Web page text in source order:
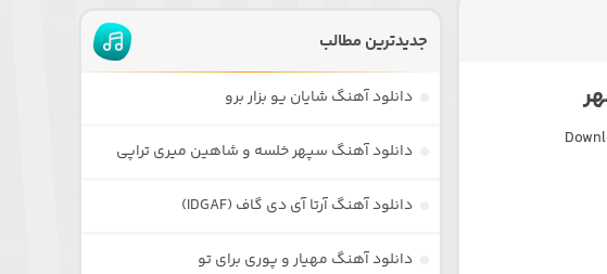
جدیدترین مطالب
دانلود آهنگ شایان یو بزار برو
دانلود آهنگ سپهر خلسه و شاهین میری تراپی
دانلود آهنگ آرتا آی دی گاف (IDGAF)
دانلود آهنگ مهیار و پوری برای تو